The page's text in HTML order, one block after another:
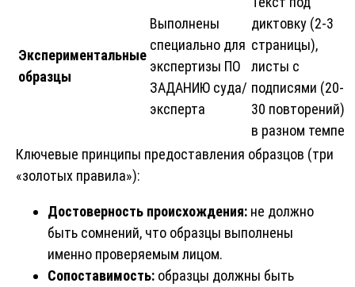
Экспериментальные
образцы
Выполнены
специально для
экспертизы ПО
ЗАДАНИЮ суда/
эксперта
диктовку (2-3
страницы),
листы с
подписями (20-
30 повторений)
в разном темпе
Ключевые принципы предоставления образцов (три
«золотых правила»):
Достоверность происхождения: не должно
быть сомнений, что образцы выполнены
именно проверяемым лицом.
Сопоставимость: образцы должны быть